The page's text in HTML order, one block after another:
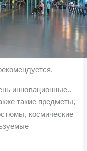
инновационные..
такие предметы,
космические